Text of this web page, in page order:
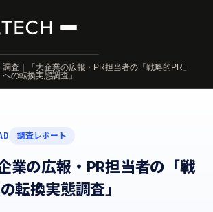
調査｜「大企業の広報・PR担当者の「戦略的PR」
への転換実態調査」
調査レポート
業の広報・PR担当者の「戦
転換実態調査」